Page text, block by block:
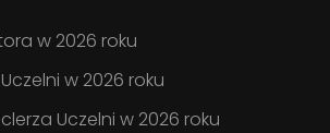
w 2026 roku
w 2026 roku
Uczelni w 2026 roku